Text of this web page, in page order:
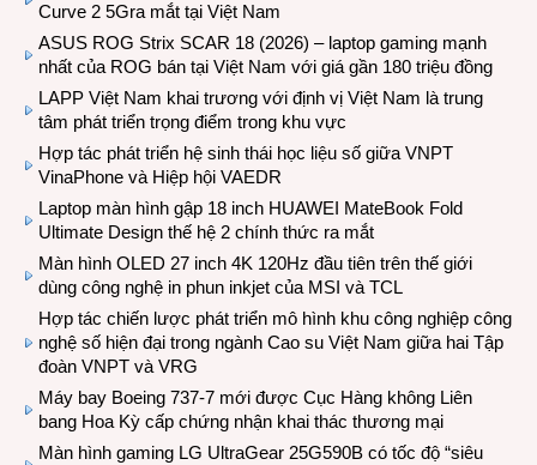
Curve 2 5Gra mắt tại Việt Nam
ASUS ROG Strix SCAR 18 (2026) – laptop gaming mạnh
nhất của ROG bán tại Việt Nam với giá gần 180 triệu đồng
LAPP Việt Nam khai trương với định vị Việt Nam là trung
tâm phát triển trọng điểm trong khu vực
Hợp tác phát triển hệ sinh thái học liệu số giữa VNPT
VinaPhone và Hiệp hội VAEDR
Laptop màn hình gập 18 inch HUAWEI MateBook Fold
Ultimate Design thế hệ 2 chính thức ra mắt
Màn hình OLED 27 inch 4K 120Hz đầu tiên trên thế giới
dùng công nghệ in phun inkjet của MSI và TCL
Hợp tác chiến lược phát triển mô hình khu công nghiệp công
nghệ số hiện đại trong ngành Cao su Việt Nam giữa hai Tập
đoàn VNPT và VRG
Máy bay Boeing 737-7 mới được Cục Hàng không Liên
bang Hoa Kỳ cấp chứng nhận khai thác thương mại
Màn hình gaming LG UltraGear 25G590B có tốc độ “siêu